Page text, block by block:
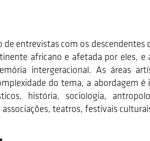
entrevistas com os descendentes
africano e afetada por eles,
intergeracional. As áreas
do tema, a abordagem
história, sociologia,
teatros, festivais